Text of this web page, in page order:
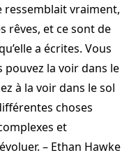
ressemblait vraiment,
rêves, et ce sont de
a écrites. Vous
pouvez la voir dans le
à la voir dans le sol
choses
et
– Ethan Hawke